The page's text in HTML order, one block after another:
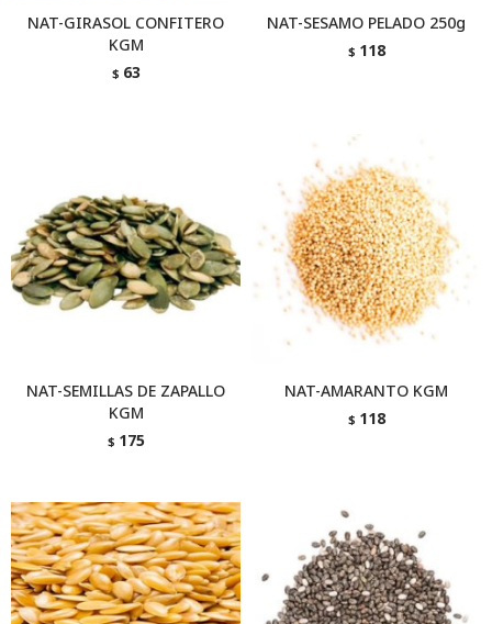
NAT-GIRASOL CONFITERO
KGM
$ 63
NAT-SESAMO PELADO 250g
$ 118
NAT-SEMILLAS DE ZAPALLO
KGM
$ 175
NAT-AMARANTO KGM
$ 118